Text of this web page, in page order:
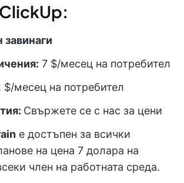
завинаги
7 $/месец на потребител
$/месец на потребител
Свържете се с нас за цени
е достъпен за всички
на цена 7 долара на
член на работната среда.